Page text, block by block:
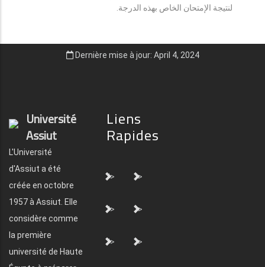
لنتيجة الإمتحان الخاص بهذه الدرجة.
Dernière mise à jour: April 4, 2024
Université
Assiut
L'Université
d'Assiut a été
créée en octobre
1957 à Assiut. Elle
considère comme
la première
université de Haute
Liens
Rapides
"> ">
"> ">
"> ">